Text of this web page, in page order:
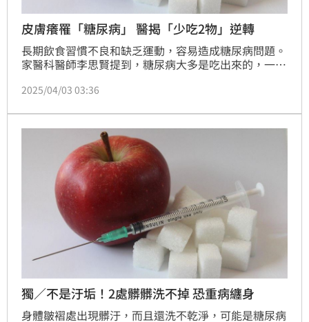
皮膚癢罹「糖尿病」 醫揭「少吃2物」逆轉
長期飲食習慣不良和缺乏運動，容易造成糖尿病問題。
家醫科醫師李思賢提到，糖尿病大多是吃出來的，一名
手搖飲，因而罹患糖尿病前期，經過半年治療，戒除糖
2025/04/03 03:36
獨／不是汙垢！2處髒髒洗不掉 恐重病纏身
身體皺褶處出現髒汙，而且還洗不乾淨，可能是糖尿病